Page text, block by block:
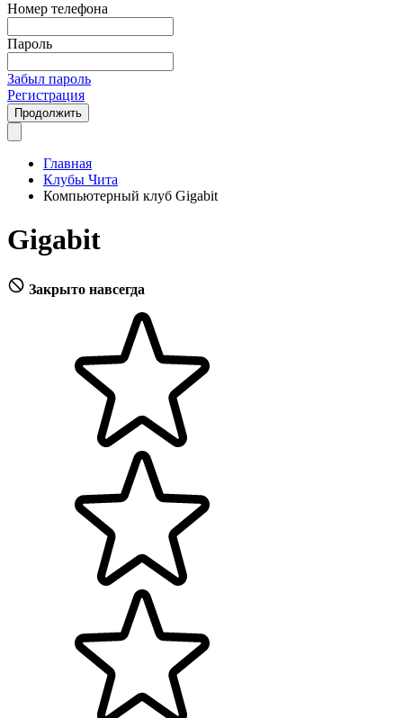
Номер телефона
Пароль
Забыл пароль
Регистрация
Продолжить
Главная
Клубы Чита
Компьютерный клуб Gigabit
Gigabit
Закрыто навсегда